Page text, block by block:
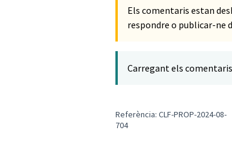
Els comentaris estan
respondre o publicar-ne
Carregant els comentaris
Referència: CLF-PROP-2024-08-
704